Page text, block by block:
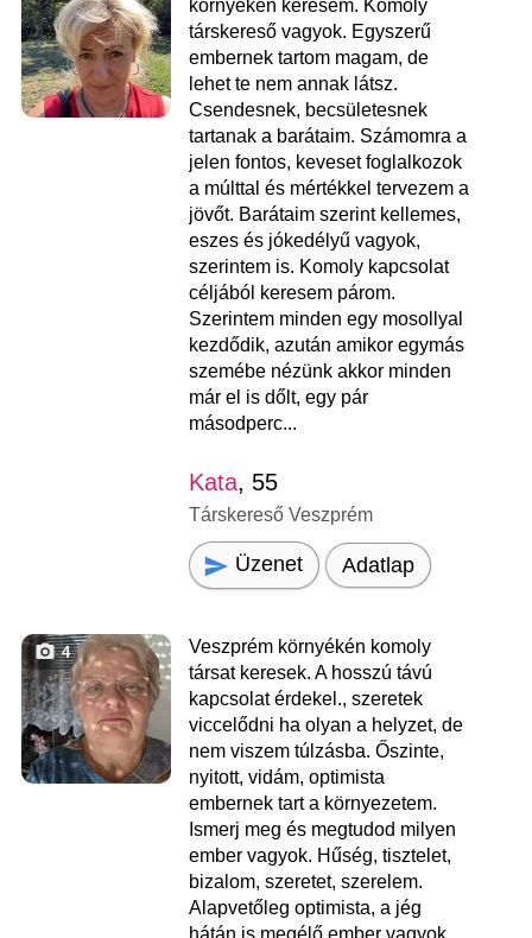
környékén keresem. Komoly
társkereső vagyok. Egyszerű
embernek tartom magam, de
lehet te nem annak látsz.
Csendesnek, becsületesnek
tartanak a barátaim. Számomra a
jelen fontos, keveset foglalkozok
a múlttal és mértékkel tervezem a
jövőt. Barátaim szerint kellemes,
eszes és jókedélyű vagyok,
szerintem is. Komoly kapcsolat
céljából keresem párom.
Szerintem minden egy mosollyal
kezdődik, azután amikor egymás
szemébe nézünk akkor minden
már el is dőlt, egy pár
másodperc...
Kata, 55
Társkereső Veszprém
Üzenet Adatlap
4
Veszprém környékén komoly
társat keresek. A hosszú távú
kapcsolat érdekel., szeretek
viccelődni ha olyan a helyzet, de
nem viszem túlzásba. Őszinte,
nyitott, vidám, optimista
embernek tart a környezetem.
Ismerj meg és megtudod milyen
ember vagyok. Hűség, tisztelet,
bizalom, szeretet, szerelem.
Alapvetőleg optimista, a jég
hátán is megélő ember vagyok.